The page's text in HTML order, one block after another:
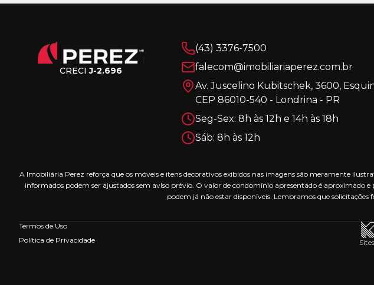
CRECIJ-2.696
(43) 3376-7500
falecom@imobiliariaperez.com.br
Av. Juscelino Kubitschek, 3600,
CEP 86010-540 - Londrina - PR
Seg-Sex: 8h às 12h e 14h às 18h
Sáb: 8h às 12h
A Imobiliária Perez reforça que os móveis e itens decorativos exibidos nas imagens são meramente
informados podem ser ajustados sem aviso prévio. O valor de condomínio apresentado é aproximado
podem já não estar disponíveis. Lembramos que
Termos de Uso
Política de Privacidade